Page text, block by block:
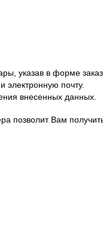
указав в форме
почту.
внесенных данных.
позволит Вам